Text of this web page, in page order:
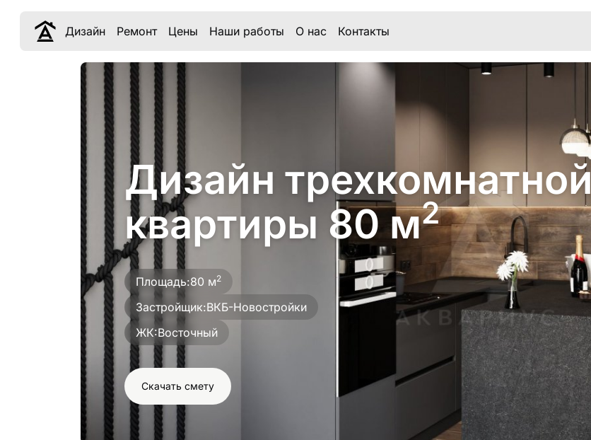
Дизайн Ремонт Цены Наши работы О нас Контакты
Дизайн трехкомнатной
квартиры 80 м2
Площадь:80 м2
Застройщик:ВКБ-Новостройки
ЖК:Восточный
Скачать смету